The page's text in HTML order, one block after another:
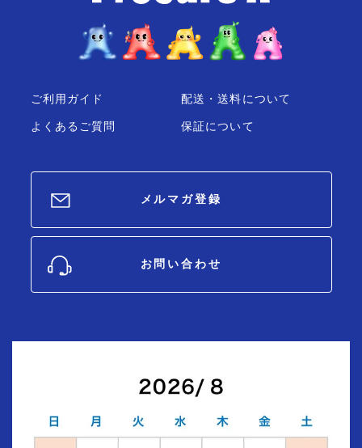
ご利用ガイド
よくあるご質問
配送・送料について
保証について
メルマガ登録
お問い合わせ